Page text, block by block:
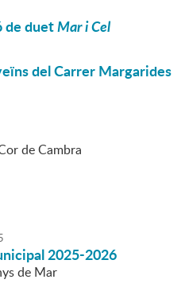
de duetMar i Cel
del Carrer Margarides
de Cambra
2025-2026
de Mar